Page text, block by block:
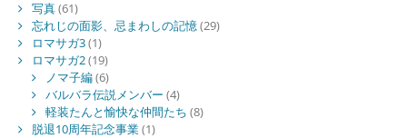
写真(61)
忘れじの面影、忌まわしの記憶(29)
ロマサガ3(1)
ロマサガ2(19)
ノマ子編(6)
バルバラ伝説メンバー (4)
軽装たんと愉快な仲間たち (8)
脱退10周年記念事業(1)